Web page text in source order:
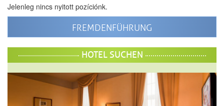
Jelenleg nincs nyitott pozíciónk.
FREMDENFÜHRUNG
HOTEL SUCHEN